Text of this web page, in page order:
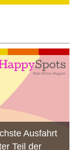
Ausfahrt
Teil der